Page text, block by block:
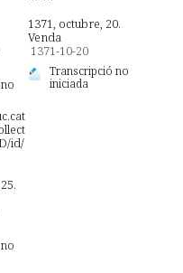
1371, octubre, 20.
Venda
1371-10-20
Transcripció no
iniciada